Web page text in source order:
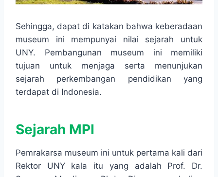
Sehingga, dapat di katakan bahwa keberadaan
museum ini mempunyai nilai sejarah untuk
UNY. Pembangunan museum ini memiliki
tujuan untuk menjaga serta menunjukan
sejarah perkembangan pendidikan yang
terdapat di Indonesia.
Sejarah MPI
Pemrakarsa museum ini untuk pertama kali dari
Rektor UNY kala itu yang adalah Prof. Dr.